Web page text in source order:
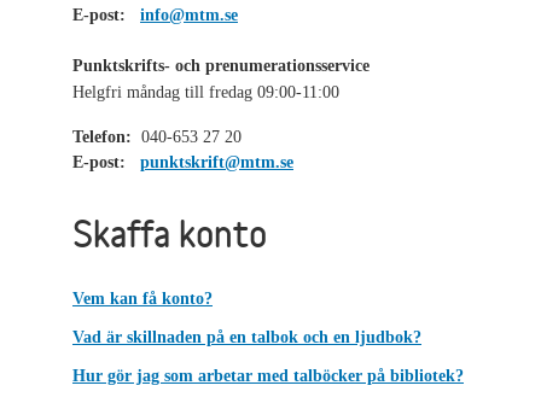
E-post:
info@mtm.se
Punktskrifts- och prenumerationsservice
Helgfri måndag till fredag 09:00-11:00
Telefon: 040-653 27 20
E-post:
punktskrift@mtm.se
Skaffa konto
Vem kan få konto?
Vad är skillnaden på en talbok och en ljudbok?
Hur gör jag som arbetar med talböcker på bibliotek?